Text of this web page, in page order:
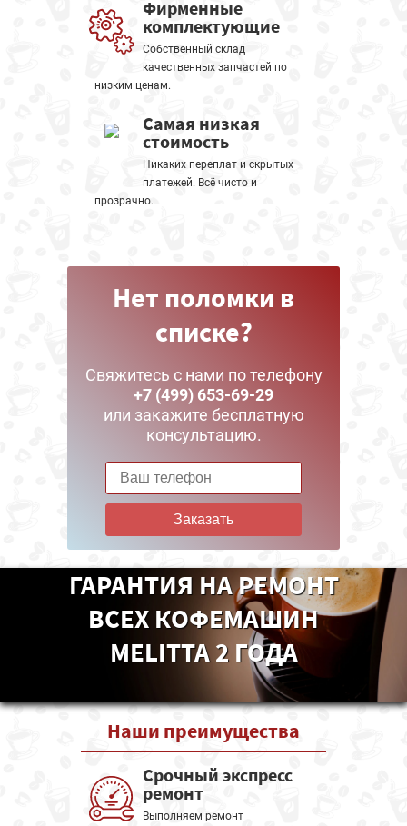
Фирменные
комплектующие
Собственный склад
качественных запчастей по
низким ценам.
Самая низкая
стоимость
Никаких переплат и скрытых
платежей. Всё чисто и
прозрачно.
Нет поломки в
списке?
Свяжитесь с нами по телефону
+7 (499) 653-69-29
или закажите бесплатную
консультацию.
Заказать
ГАРАНТИЯ НА РЕМОНТ
ВСЕХ КОФЕМАШИН
MELITTA 2 ГОДА
Наши преимущества
Срочный экспресс
ремонт
Выполняем ремонт